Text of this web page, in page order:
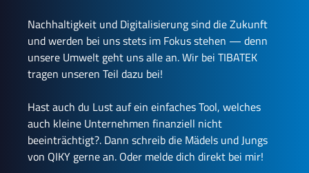
Nachhaltigkeit und Digitalisierung sind die Zukunft
und werden bei uns stets im Fokus stehen — denn
unsere Umwelt geht uns alle an. Wir bei TIBATEK
tragen unseren Teil dazu bei!
Hast auch du Lust auf ein einfaches Tool, welches
auch kleine Unternehmen finanziell nicht
beeinträchtigt?. Dann schreib die Mädels und Jungs
von QIKY gerne an. Oder melde dich direkt bei mir!